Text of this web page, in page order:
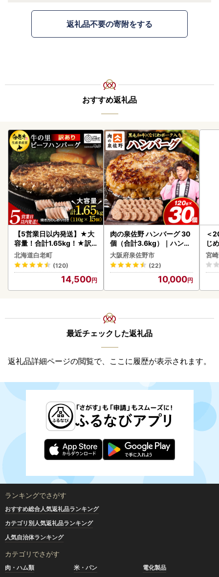
返礼品不要の寄附をする
おすすめ返礼品
【5営業日以内発送】★大
容量！合計1.65kg！★訳
あり・牛の里ビーフハンバ
ーグ(110ｇ5枚入）×3 AG
058
北海道白老町
(120)
14,500
肉の泉佐野 ハンバーグ 30
個（合計3.6kg）｜ハンバ
ーグ 訳あり 黒毛和牛×なに
わポーク
大阪府泉佐野市
(22)
10,000
＜
じ
ロ
宮
最近チェックした返礼品
返礼品詳細ページの閲覧で、ここに履歴が表示されます。
ランキングでさがす
おすすめ総合人気返礼品ランキング
カテゴリ別人気返礼品ランキング
人気自治体ランキング
カテゴリでさがす
肉・ハム類 米・パン
電化製品